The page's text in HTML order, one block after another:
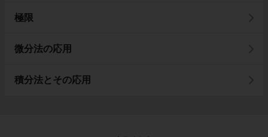
極限
微分法の応用
積分法とその応用